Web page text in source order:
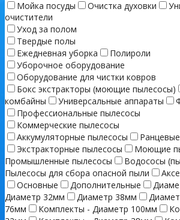
Мойка посуды
Очистка духовки
очистители
Уход за полом
Твердые полы
Ежедневная уборка
Полироли
Уборочное оборудование
Оборудование для чистки ковров
Бокс экстракторы (моющие пылесосы)
комбайны
Универсальные аппараты
Профессиональные пылесосы
Коммерческие пылесосы
Аккумуляторные пылесосы
Экстракторные пылесосы
Моющие
Промышленные пылесосы
Водососы
Пылесосы для сбора опасной пыли
Основные
Дополнительные
Диаметр 32мм
Диаметр 38мм
76мм
Комплекты - Диаметр 100мм